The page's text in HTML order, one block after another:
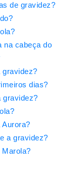
de gravidez?
na cabeça do
gravidez?
dias?
gravidez?
a gravidez?